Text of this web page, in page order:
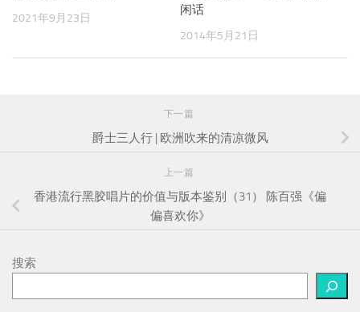
2021年9月23日
闲话
2014年5月21日
下一篇
爵士三人行 | 欧洲吹来的清凉微风
上一篇
香港流行黑胶唱片的价值与版本鉴别（31） 陈百强《偏
偏喜欢你》
搜索